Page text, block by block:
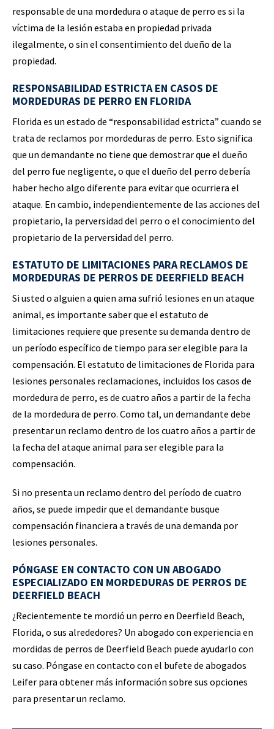
responsable de una mordedura o ataque de perro es si la
víctima de la lesión estaba en propiedad privada
ilegalmente, o sin el consentimiento del dueño de la
propiedad.
RESPONSABILIDAD ESTRICTA EN CASOS DE
MORDEDURAS DE PERRO EN FLORIDA
Florida es un estado de “responsabilidad estricta” cuando se
trata de reclamos por mordeduras de perro. Esto significa
que un demandante no tiene que demostrar que el dueño
del perro fue negligente, o que el dueño del perro debería
haber hecho algo diferente para evitar que ocurriera el
ataque. En cambio, independientemente de las acciones del
propietario, la perversidad del perro o el conocimiento del
propietario de la perversidad del perro.
ESTATUTO DE LIMITACIONES PARA RECLAMOS DE
MORDEDURAS DE PERROS DE DEERFIELD BEACH
Si usted o alguien a quien ama sufrió lesiones en un ataque
animal, es importante saber que el estatuto de
limitaciones requiere que presente su demanda dentro de
un período específico de tiempo para ser elegible para la
compensación. El estatuto de limitaciones de Florida para
lesiones personales reclamaciones, incluidos los casos de
mordedura de perro, es de cuatro años a partir de la fecha
de la mordedura de perro. Como tal, un demandante debe
presentar un reclamo dentro de los cuatro años a partir de
la fecha del ataque animal para ser elegible para la
compensación.
Si no presenta un reclamo dentro del período de cuatro
años, se puede impedir que el demandante busque
compensación financiera a través de una demanda por
lesiones personales.
PÓNGASE EN CONTACTO CON UN ABOGADO
ESPECIALIZADO EN MORDEDURAS DE PERROS DE
DEERFIELD BEACH
¿Recientemente te mordió un perro en Deerfield Beach,
Florida, o sus alrededores? Un abogado con experiencia en
mordidas de perros de Deerfield Beach puede ayudarlo con
su caso. Póngase en contacto con el bufete de abogados
Leifer para obtener más información sobre sus opciones
para presentar un reclamo.